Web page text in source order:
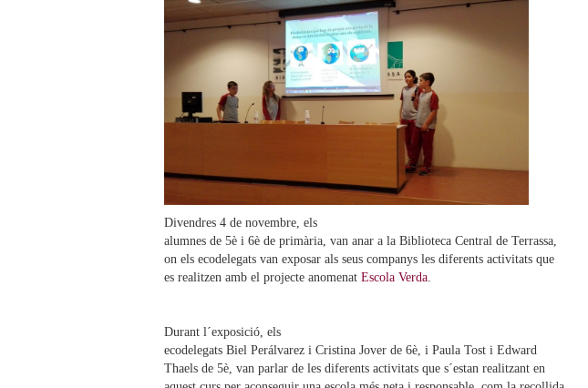
Divendres 4 de novembre, els
alumnes de 5è i 6è de primària, van anar a la Biblioteca Central de Terrassa,
on els ecodelegats van exposar als seus companys les diferents activitats que
es realitzen amb el projecte anomenat Escola Verda
Durant l´exposició, els
ecodelegats Biel Perálvarez i Cristina Jover de 6è, i Paula Tost i Edward
Thaels de 5è, van parlar de les diferents activitats que s´estan realitzant en